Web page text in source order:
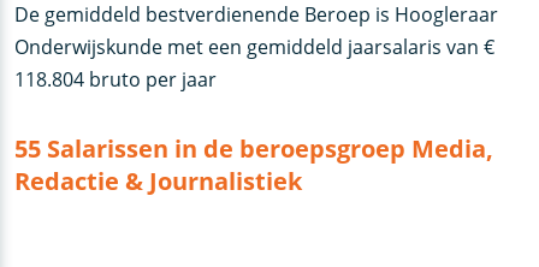
De gemiddeld bestverdienende Beroep is Hoogleraar
Onderwijskunde met een gemiddeld jaarsalaris van €
118.804 bruto per jaar
55 Salarissen in de beroepsgroep Media,
Redactie & Journalistiek